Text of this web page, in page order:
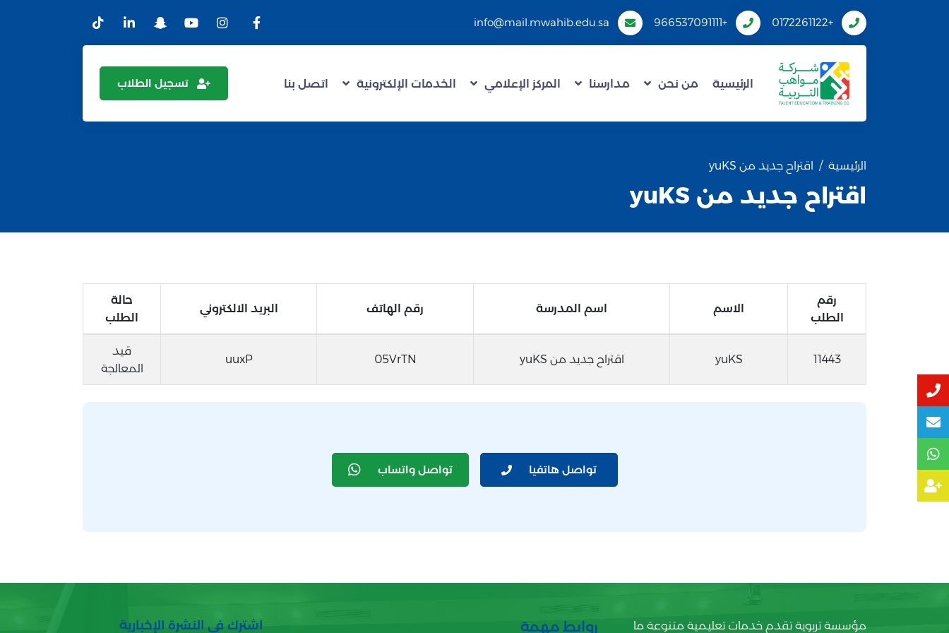
+0172261122
+966537091111
info@mail.mwahib.edu.sa
الرئيسية من نحن مدارسنا المركز الإعلامي الخدمات الإلكترونية اتصل بنا تسجيل الطلاب
الرئيسية اقتراح جديد من yuKS
اقتراح جديد من yuKS
رقم
الطلب
الاسم اسم المدرسة رقم الهاتف البريد الالكتروني
حالة
الطلب
11443
yuKS اقتراح جديد من yuKS 05VrTN
uuxP
قيد
المعالجة
تواصل هاتفيا تواصل واتساب
مؤسسة تربوية تقدم خدمات تعليمية متنوعة ما روابط مهمة اشترك في النشرة الإخبارية